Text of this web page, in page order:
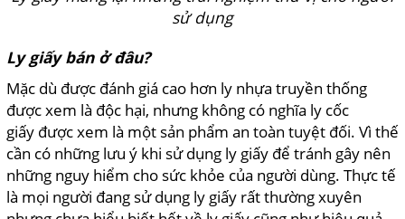
sử dụng
Ly giấy bán ở đâu?
Mặc dù được đánh giá cao hơn ly nhựa truyền thống
được xem là độc hại, nhưng không có nghĩa ly cốc
giấy được xem là một sản phẩm an toàn tuyệt đối. Vì thế
cần có những lưu ý khi sử dụng ly giấy để tránh gây nên
những nguy hiểm cho sức khỏe của người dùng. Thực tế
là mọi người đang sử dụng ly giấy rất thường xuyên